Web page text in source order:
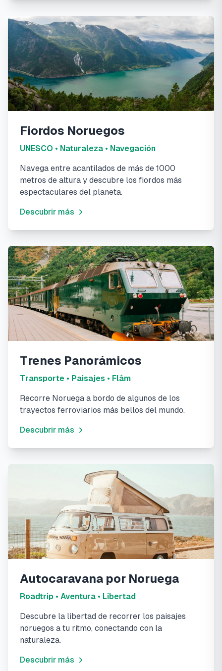
Fiordos Noruegos
UNESCO • Naturaleza • Navegación
Navega entre acantilados de más de 1000
metros de altura y descubre los fiordos más
espectaculares del planeta.
Descubrir más
Trenes Panorámicos
Transporte • Paisajes • Flåm
Recorre Noruega a bordo de algunos de los
trayectos ferroviarios más bellos del mundo.
Descubrir más
Autocaravana por Noruega
Roadtrip • Aventura • Libertad
Descubre la libertad de recorrer los paisajes
noruegos a tu ritmo, conectando con la
naturaleza.
Descubrir más